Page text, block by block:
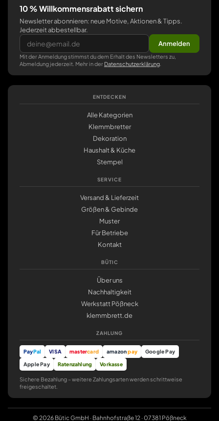
10 % Willkommensrabatt sichern
Newsletter abonnieren: neue Motive, Aktionen & Tipps.
Jederzeit abbestellbar.
Anmelden
Mit der Anmeldung stimmst du dem Erhalt des Newsletters zu,
Abmeldung jederzeit. Mehr in der Datenschutzerklärung
ENTDECKEN
Alle Kategorien
Klemmbretter
Dekoration
Haushalt & Küche
Stempel
SERVICE
Versand & Lieferzeit
Größen & Gebinde
Muster
Für Betriebe
Kontakt
BÜTIC
Über uns
Nachhaltigkeit
Werkstatt Pößneck
klemmbrett.de
ZAHLUNG
PayPal VISA mastercard amazonpay
Google Pay
Apple Pay
Ratenzahlung Vorkasse
Sichere Bezahlung – weitere Zahlungsarten werden schrittweise
freigeschaltet.
© 2026 Bütic GmbH · Bahnhofstraße 12 · 07381 Pößneck